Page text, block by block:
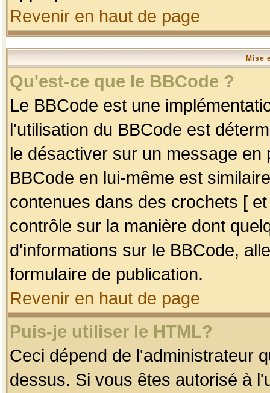
Revenir en haut de page
Mise
Qu'est-ce que le BBCode ?
Le BBCode est une
l'utilisation du BBCode est
le désactiver sur un message
BBCode en lui-même est
contenues dans des crochets [
contrôle sur la manière dont
d'informations sur le BBCode,
formulaire de publication.
Revenir en haut de page
Puis-je utiliser le HTML?
Ceci dépend de l'administrateur
dessus. Si vous êtes autorisé à